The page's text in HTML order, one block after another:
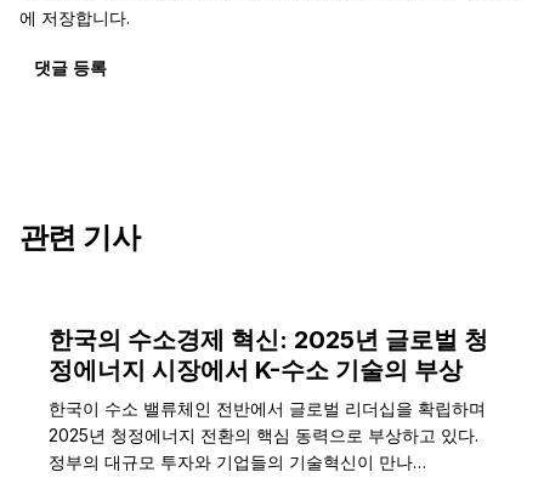
에 저장합니다.
댓글 등록
관련 기사
한국의 수소경제 혁신: 2025년 글로벌 청
정에너지 시장에서 K-수소 기술의 부상
한국이 수소 밸류체인 전반에서 글로벌 리더십을 확립하며
2025년 청정에너지 전환의 핵심 동력으로 부상하고 있다.
정부의 대규모 투자와 기업들의 기술혁신이 만나…